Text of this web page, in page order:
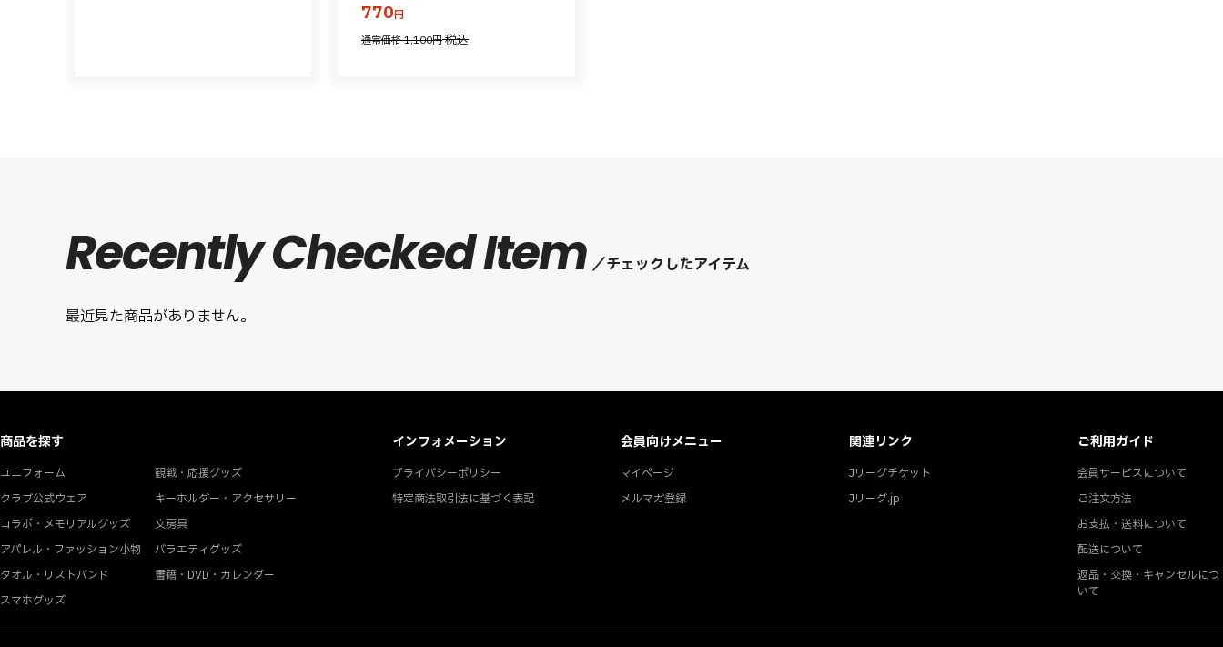
770円
通常価格 1,100円
Recently Checked Item チェックしたアイテム
最近見た商品がありません。
商品を探す
ユニフォーム
観戦・応援グッズ
クラブ公式ウェア
キーホルダー・アクセサリー
コラボ・メモリアルグッズ
文房具
アパレル・ファッション小物
バラエティグッズ
タオル・リストバンド
書籍・DVD・カレンダー
スマホグッズ
インフォメーション
プライバシーポリシー
特定商法取引法に基づく表記
会員向けメニュー
マイページ
メルマガ登録
関連リンク
Jリーグチケット
Jリーグ.jp
ご利用ガイド
会員サービスについて
ご注文方法
お支払・送料について
配送について
返品・交換・キャンセルにつ
いて